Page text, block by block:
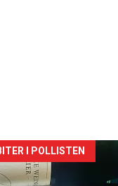
I POLLISTEN